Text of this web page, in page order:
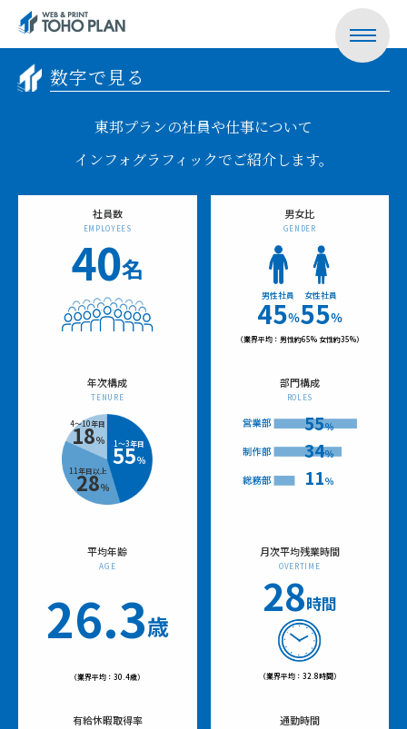
数字で見る
東邦プランの社員や仕事について
インフォグラフィックでご紹介します。
社員数
EMPLOYEES
40名
男女比
GENDER
男性社員
45％
女性社員
55％
（業界平均：男性約65% 女性約35%）
年次構成
TENURE
4〜10年目
18％
11年目以上
28％
1〜3年目
55％
部門構成
ROLES
55％
34％
11％
平均年齢
AGE
26.3歳
（業界平均：30.4歳）
月次平均残業時間
OVERTIME
28時間
（業界平均：32.8時間）
有給休暇取得率 通勤時間